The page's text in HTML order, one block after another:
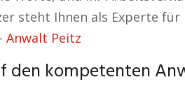
steht Ihnen als Experte für
Anwalt Peitz
den kompetenten